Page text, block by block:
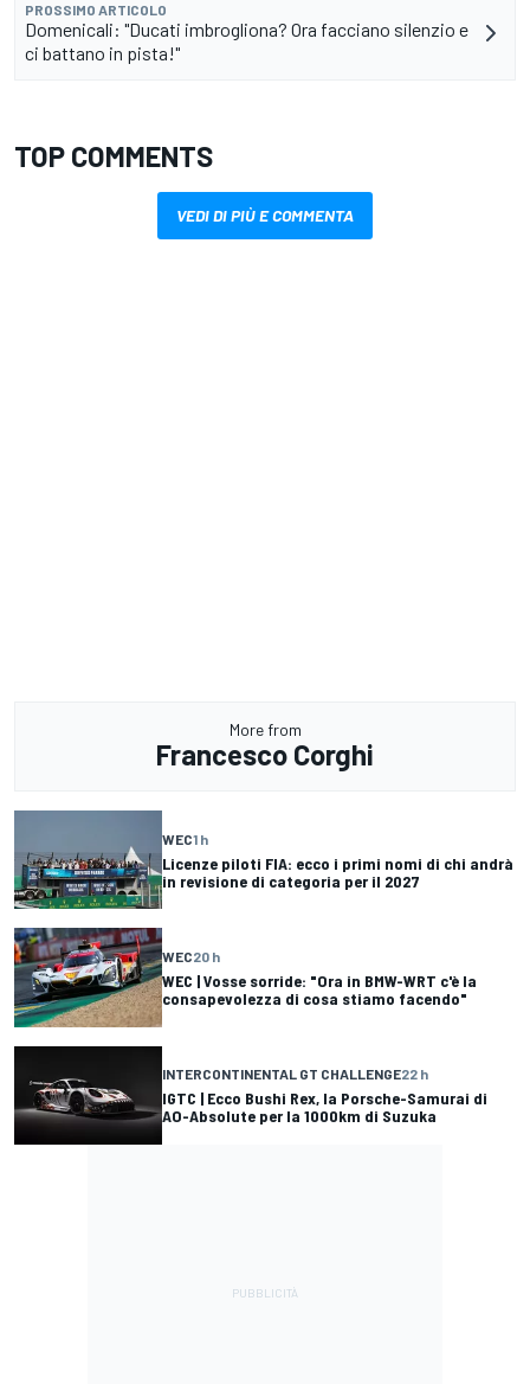
PROSSIMO ARTICOLO
Domenicali: "Ducati imbrogliona? Ora facciano silenzio e
ci battano in pista!"
TOP COMMENTS
VEDI DI PIÙ E COMMENTA
More from
Francesco Corghi
WEC1 h
Licenze piloti FIA: ecco i primi nomi di chi andrà
in revisione di categoria per il 2027
WEC20 h
WEC | Vosse sorride: "Ora in BMW-WRT c'è la
consapevolezza di cosa stiamo facendo"
INTERCONTINENTAL GT CHALLENGE22 h
IGTC | Ecco Bushi Rex, la Porsche-Samurai di
AO-Absolute per la 1000km di Suzuka